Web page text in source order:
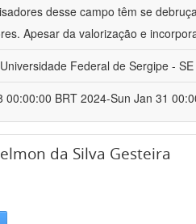
desse campo têm se
Apesar da valorização e
Universidade Federal de Sergipe -
00:00:00 BRT 2024-Sun Jan 31
da Silva Gesteira